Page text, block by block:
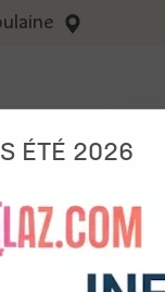
MACHINES
- Cercle festonné
Ils
ÉTÉ 2026